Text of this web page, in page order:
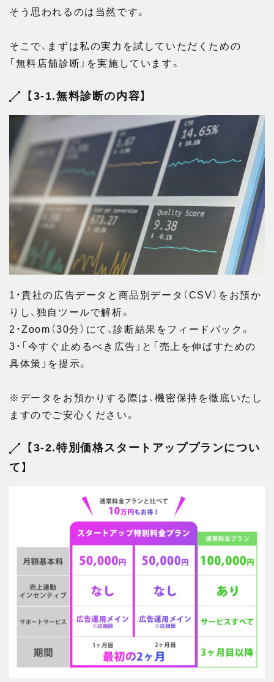
そう思われるのは当然です。
そこで、まずは私の実力を試していただくための
「無料店舗診断」を実施しています。
【3-1.無料診断の内容】
1・貴社の広告データと商品別データ（CSV）をお預か
りし、独自ツールで解析。
2・Zoom（30分）にて、診断結果をフィードバック。
3・「今すぐ止めるべき広告」と「売上を伸ばすための
具体策」を提示。
※データをお預かりする際は、機密保持を徹底いたし
ますのでご安心ください。
【3-2.特別価格スタートアッププランについ
て】